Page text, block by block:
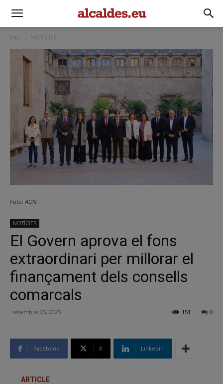
Inici NOTÍCIES
Foto: ACN
NOTÍCIES
El Govern aprova el fons
extraordinari per millorar el
finançament dels consells
comarcals
setembre 25, 2025 0
151
Facebook X Linkedin
ARTICLE